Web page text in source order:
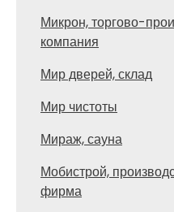
Микрон, торгово-
компания
Мир дверей, склад
Мир чистоты
Мираж, сауна
Мобистрой,
фирма